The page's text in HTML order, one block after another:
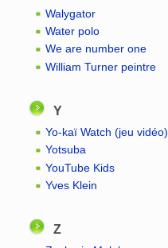
Walygator
Water polo
We are number one
William Turner peintre
Y
Yo-kaï Watch (jeu vidéo)
Yotsuba
YouTube Kids
Yves Klein
Z